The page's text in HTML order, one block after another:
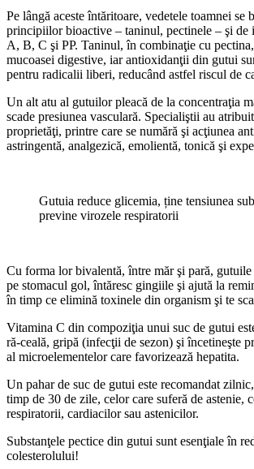
Pe lângă aceste întăritoare, vedetele toamnei se
princi­piilor bioactive – taninul, pectinele – şi de
A, B, C şi PP. Taninul, în combinaţie cu
mucoasei digestive, iar antioxidanţii din gutui
pentru radicalii liberi, reducând astfel riscul de
Un alt atu al gutuilor pleacă de la concentraţia
scade presiunea vasculară. Specialiştii au
proprietăţi, printre care se numără şi acţiunea
astringentă, analgezică, emolientă, tonică şi
Gutuia reduce glicemia, ține tensiunea
previne virozele respiratorii
Cu forma lor bivalentă, între măr şi pară, gutuile
pe stomacul gol, întăresc gingiile şi ajută la
în timp ce elimină toxinele din organism şi te
Vitamina C din compoziţia unui suc de gutui
ră-ceală, gripă (infecţii de sezon) şi înceti­neşte
al microele­mentelor care favorizează hepatita.
Un pahar de suc de gutui este reco­mandat
timp de 30 de zile, celor care suferă de astenie,
respiratorii, cardiaci­lor sau astenicilor.
Substanţele pectice din gutui sunt esenţiale în
colesterolului!